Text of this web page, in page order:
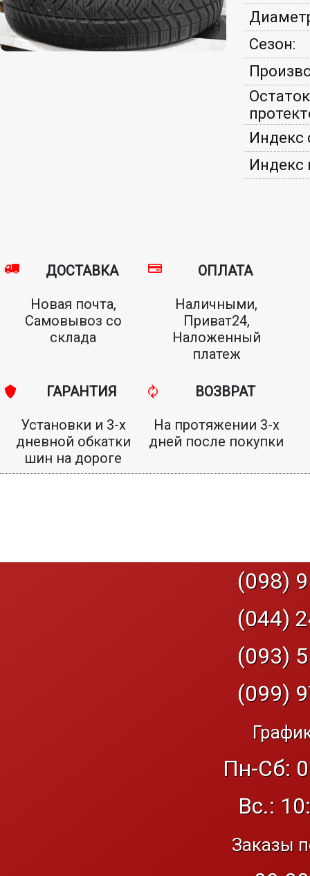
Сезон:
Остаток
Индекс
Индекс
ДОСТАВКА
Новая почта,
Самовывоз со
склада
ОПЛАТА
Наличными,
Приват24,
Наложенный
платеж
ГАРАНТИЯ
Установки и 3-х
дневной обкатки
шин на дороге
ВОЗВРАТ
На протяжении 3-х
дней после покупки
(098)
(044)
(093)
(099)
Пн-Сб:
Вс.:
Заказы